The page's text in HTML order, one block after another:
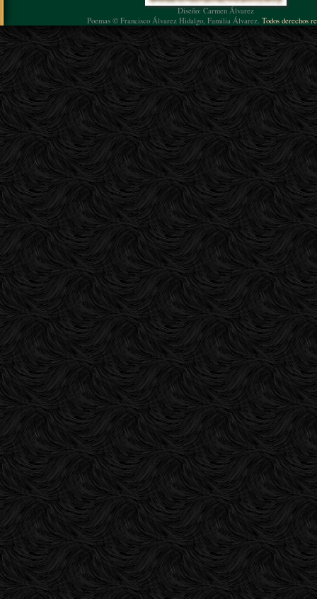
Diseño: Carmen Álvarez
Poemas © Francisco Álvarez Hidalgo, Familia Álvarez. Todos derechos